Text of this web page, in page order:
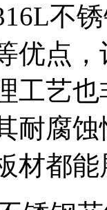
不锈
优点
工艺
耐腐
材都